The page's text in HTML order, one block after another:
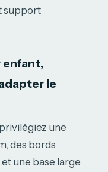
support
enfant,
le
une
des bords
une base large